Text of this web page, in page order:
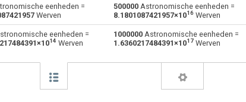
mi mi Miles naar Astronomische eenheden
Nanometer naar Astronomische eenheden
eenheden =
Werven
500000 Astronomische eenheden =
8.1801087421957×1016 Werven
eenheden =
14 Werven
1000000 Astronomische eenheden =
1.6360217484391×1017 Werven